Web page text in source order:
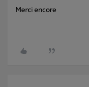
Merci encore